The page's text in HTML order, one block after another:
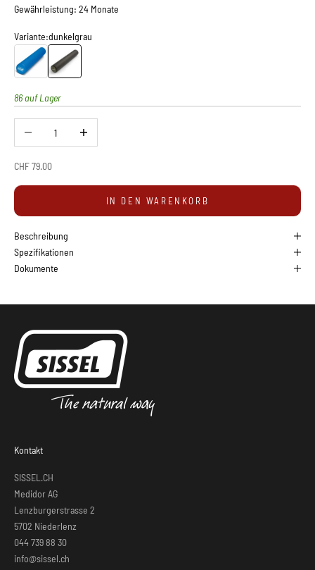
Gewährleistung: 24 Monate
Variante:dunkelgrau
Sissel Pilates Roller Pro
Sissel Pilates Roller Pro
86 auf Lager
Anzahl erhöhen
Angebot
CHF 79.00
IN DEN WARENKORB
Beschreibung
Spezifikationen
Dokumente
Kontakt
SISSEL.CH
Medidor AG
Lenzburgerstrasse 2
5702 Niederlenz
044 739 88 30
info@sissel.ch